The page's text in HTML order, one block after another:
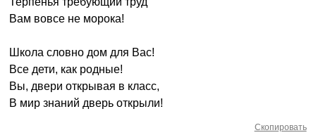
Вам вовсе не морока!
Школа словно дом для Вас!
Все дети, как родные!
Вы, двери открывая в класс,
В мир знаний дверь открыли!
Скопировать